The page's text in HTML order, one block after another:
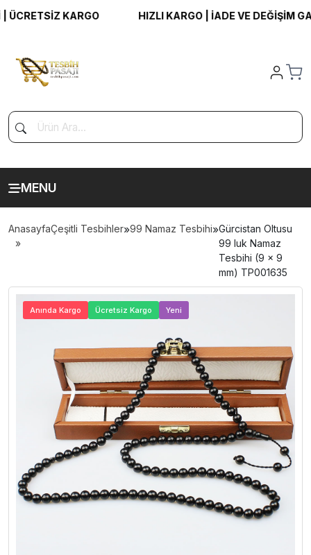
KARGO HIZLI KARGO | İADE VE DEĞİŞİM
MENU
AnasayfaÇeşitli Tesbihler»99 Namaz Tesbihi»Gürcistan Oltusu
99 luk Namaz
Tesbihi (9 x 9
mm) TP001635
Anında Kargo Ücretsiz Kargo Yeni